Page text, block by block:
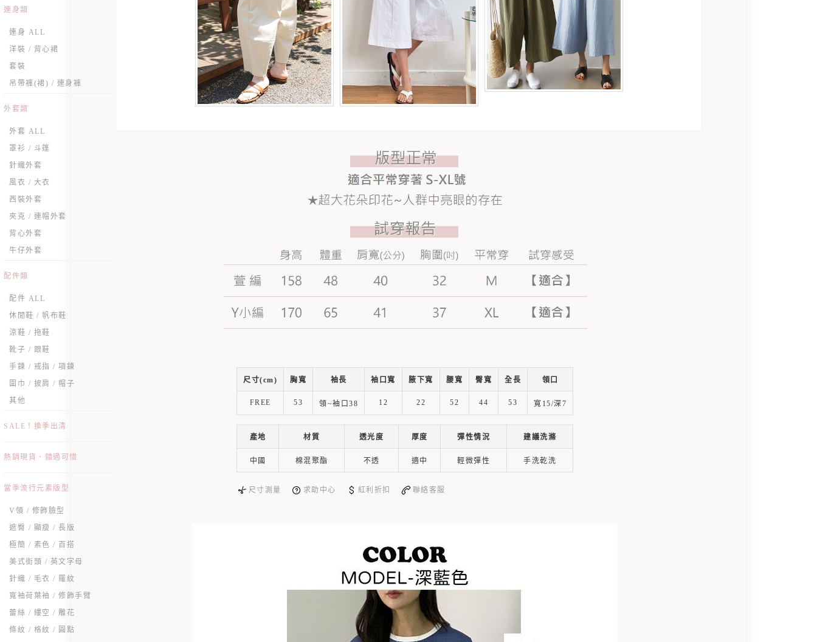
連身類
連身 ALL
洋裝 / 背心裙
套裝
吊帶褲(裙) / 連身褲
外套類
外套 ALL
罩衫 / 斗篷
針織外套
風衣 / 大衣
西裝外套
夾克 / 連帽外套
背心外套
牛仔外套
配件類
配件 ALL
休閒鞋 / 帆布鞋
涼鞋 / 拖鞋
靴子 / 跟鞋
手鍊 / 戒指 / 項鍊
圍巾 / 披肩 / 帽子
其他
SALE！換季出清
熱銷現貨．錯過可惜
當季流行元素版型
V領 / 修飾臉型
遮臀 / 顯瘦 / 長版
極簡 / 素色 / 百搭
美式街頭 / 英文字母
針織 / 毛衣 / 羅紋
寬袖荷葉袖 / 修飾手臂
蕾絲 / 縷空 / 雕花
條紋 / 格紋 / 圓點
尺寸(cm) 胸寬 袖長 袖口寬 腋下寬 腰寬 臀寬 全長 領口
FREE 53 領~袖口38 12 22 52 44 53 寬15/深7
產地 材質 透光度 厚度 彈性情況 建議洗滌
中國 棉混聚酯 不透 適中 輕微彈性 手洗乾洗
尺寸測量 求助中心 紅利折扣 聯絡客服